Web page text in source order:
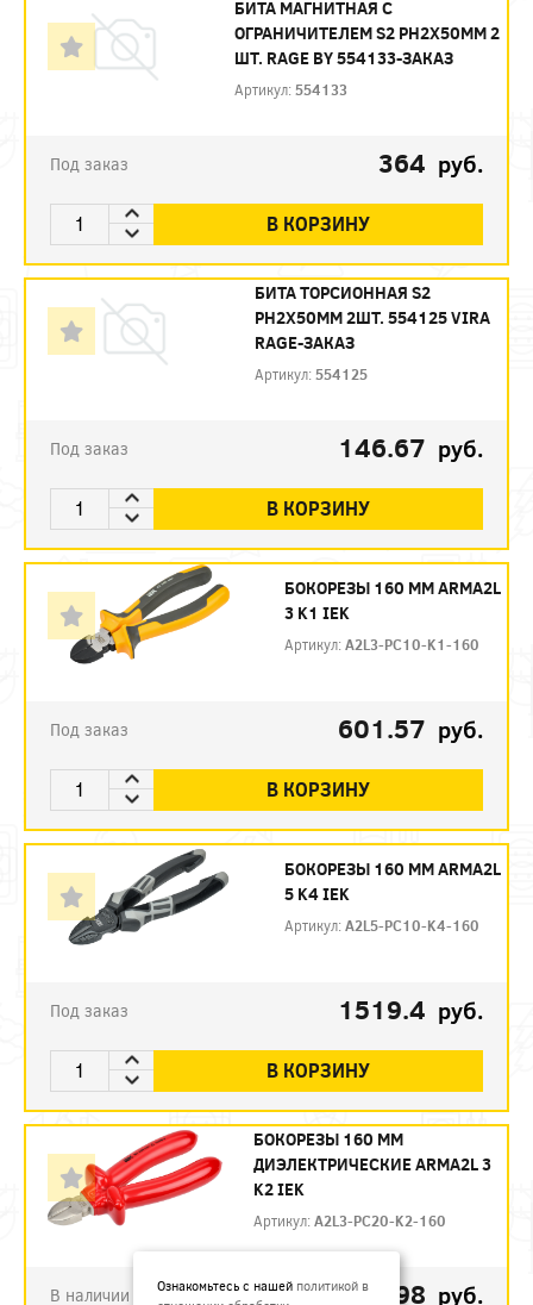
БИТА МАГНИТНАЯ С
ОГРАНИЧИТЕЛЕМ S2 PH2X50ММ 2
ШТ. RAGE BY 554133-ЗАКАЗ
Артикул: 554133
Под заказ 364 руб.
В КОРЗИНУ
БИТА ТОРСИОННАЯ S2
PH2X50ММ 2ШТ. 554125 VIRA
RAGE-ЗАКАЗ
Артикул: 554125
Под заказ 146.67 руб.
В КОРЗИНУ
БОКОРЕЗЫ 160 ММ ARMA2L
3 K1 IEK
Артикул:A2L3-PC10-K1-160
Под заказ 601.57 руб.
В КОРЗИНУ
БОКОРЕЗЫ 160 ММ ARMA2L
5 K4 IEK
Артикул:A2L5-PC10-K4-160
Под заказ 1519.4 руб.
В КОРЗИНУ
БОКОРЕЗЫ 160 ММ
ДИЭЛЕКТРИЧЕСКИЕ ARMA2L 3
K2 IEK
Артикул:A2L3-PC20-K2-160
В наличии 792.98 руб.
Ознакомьтесь с нашей политикой в